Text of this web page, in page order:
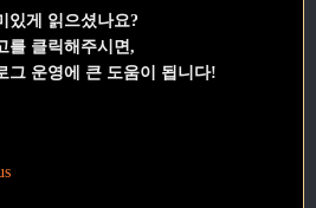
있게 읽으셨나요?
를 클릭해주시면,
그 운영에 큰 도움이 됩니다!